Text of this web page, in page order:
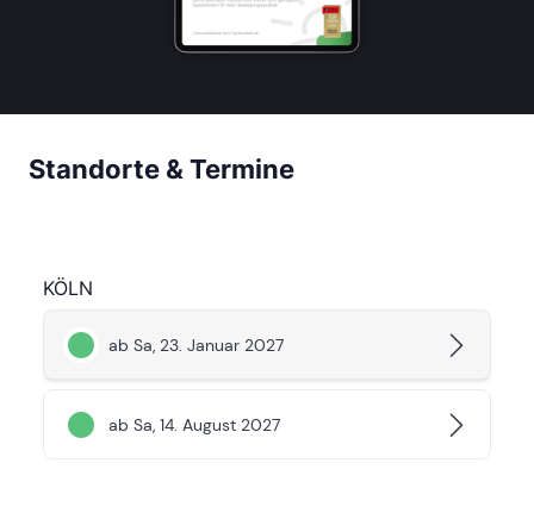
Standorte & Termine
KÖLN
ab Sa, 23. Januar 2027
ab Sa, 14. August 2027